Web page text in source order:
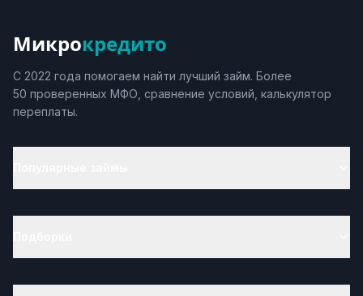
Микрокредито
С 2022 года помогаем найти лучший займ. Более
50 проверенных МФО, сравнение условий, калькулятор
переплаты.